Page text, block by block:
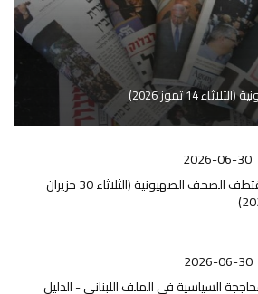
14 تموز 2026)
2026-06-30
مقتطف الصحف الصهيونية (الثلاثاء 30 حزيران
2026-06-30
السياسية في الملف اللبناني - الدليل